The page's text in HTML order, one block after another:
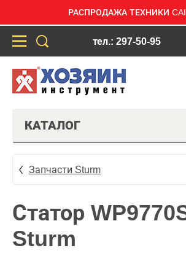
РАСПРОДАЖА ТЕХНИКИ
тел.: 297-50-95
КАТАЛОГ
Запчасти Sturm
Статор
Sturm